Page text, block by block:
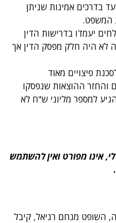
בדרכים אמינות שניתן
המשפט.
יעמדו בדרישות הדין
לא היה חלק מפסק הדין אך
פיצויים מאוד
והחזר ההוצאות שנפסקו
למספר מליוני ש"ח לא
אינו מפורט ואין להשתמש
השופט מנחם רניאל, קיבל